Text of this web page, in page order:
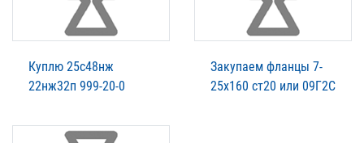
Куплю 25с48нж
22нж32п 999-20-0
Закупаем фланцы 7-
25х160 ст20 или 09Г2С